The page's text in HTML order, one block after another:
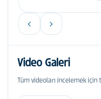
Video Galeri
Tüm videoları incelemek için